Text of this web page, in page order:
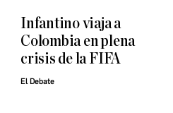
Infantino viaja a
Colombia en plena
crisis de la FIFA
El Debate